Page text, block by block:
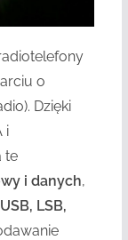
o
Dzięki
i
te
i danych,
USB, LSB,